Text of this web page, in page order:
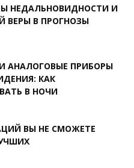
НЕДАЛЬНОВИДНОСТИ И
ВЕРЫ В ПРОГНОЗЫ
АНАЛОГОВЫЕ ПРИБОРЫ
КАК
В НОЧИ
ВЫ НЕ СМОЖЕТЕ